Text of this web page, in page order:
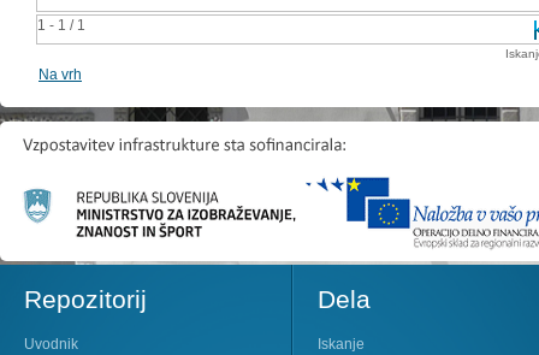
1 - 1 / 1
Na vrh
Repozitorij
Uvodnik
Dela
Iskanje